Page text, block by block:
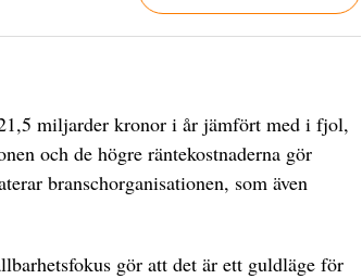
miljarder kronor i år jämfört med i fjol,
och de högre räntekostnaderna gör
branschorganisationen, som även
gör att det är ett guldläge för